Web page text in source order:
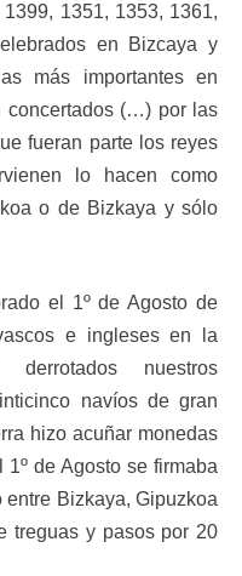
1351, 1353, 1361,
en Bizcaya y
más importantes en
concertados (…) por las
fueran parte los reyes
lo hacen como
o de Bizkaya y sólo
el 1º de Agosto de
e ingleses en la
nuestros
navíos de gran
hizo acuñar monedas
de Agosto se firmaba
Bizkaya, Gipuzkoa
treguas y pasos por 20